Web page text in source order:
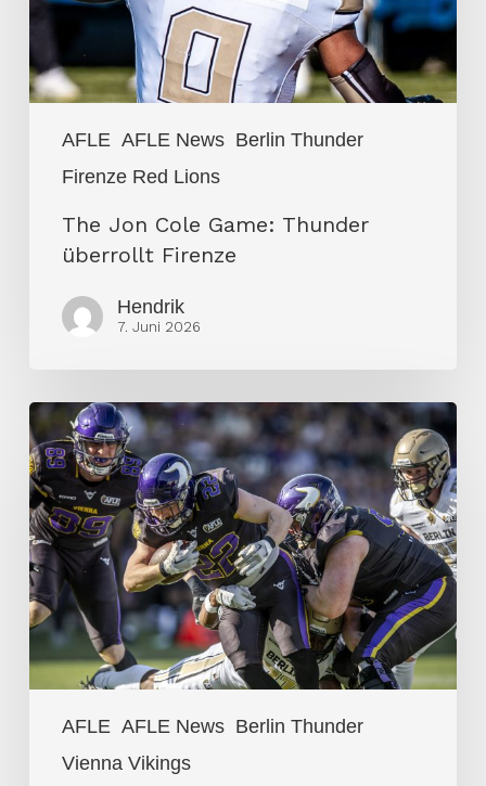
AFLE AFLE News Berlin Thunder
Firenze Red Lions
Firenze
The Jon Cole Game: Thunder
überrollt Firenze
Hendrik
7. Juni 2026
AFLE AFLE News Berlin Thunder
Vienna Vikings
Vienna
Vikings
dominieren
AFLE
Auftaktspiel